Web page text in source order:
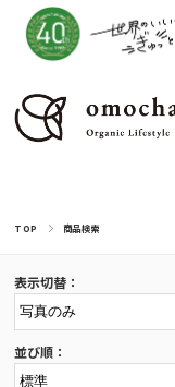
TOP 商品検索
表示切替：
並び順：